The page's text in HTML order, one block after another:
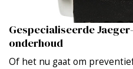
Gespecialiseerde
onderhoud
Of het nu gaat om